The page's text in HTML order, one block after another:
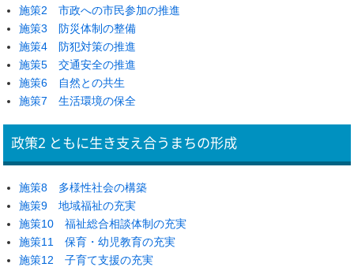
施策2 市政への市民参加の推進
施策3 防災体制の整備
施策4 防犯対策の推進
施策5 交通安全の推進
施策6 自然との共生
施策7 生活環境の保全
政策2 ともに生き支え合うまちの形成
施策8 多様性社会の構築
施策9 地域福祉の充実
施策10 福祉総合相談体制の充実
施策11 保育・幼児教育の充実
施策12 子育て支援の充実